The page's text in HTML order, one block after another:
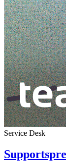
Service Desk